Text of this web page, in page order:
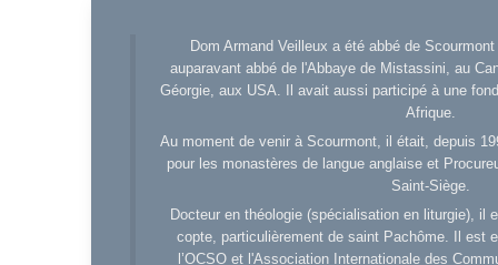
Dom Armand Veilleux a été abbé de
auparavant abbé de l'Abbaye de Mistassini, au
Géorgie, aux USA. Il avait aussi participé à une
Afrique.
Au moment de venir à Scourmont, il était, depuis
pour les monastères de langue anglaise et
Saint-Siège.
Docteur en théologie (spécialisation en liturgie), il
copte, particulièrement de saint Pachôme. Il est
l’OCSO et l'Association Internationale des